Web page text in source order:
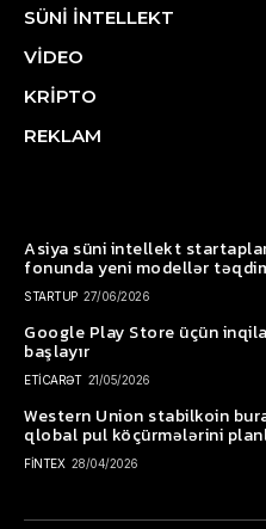
SÜNİ İNTELLEKT
VİDEO
KRİPTO
REKLAM
Asiya süni intellekt
fonunda yeni modellər
STARTUP 27/06/2026
Google Play Store üçün
başlayır
ETİCARƏT 21/05/2026
Western Union stabilkoin
qlobal pul köçürmələrini
FİNTEX 28/04/2026